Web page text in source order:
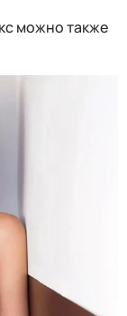
можно также